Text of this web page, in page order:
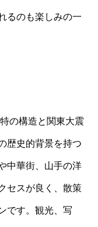
るのも楽しみの一
の構造と関東大震
歴史的背景を持つ
中華街、山手の洋
セスが良く、散策
です。観光、写